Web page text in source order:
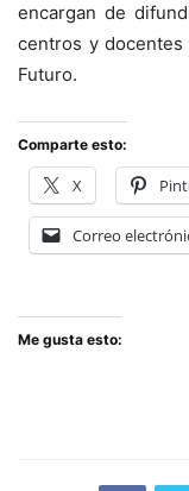
encargan de
centros y
Futuro.
Comparte esto:
X
Correo
Me gusta esto: